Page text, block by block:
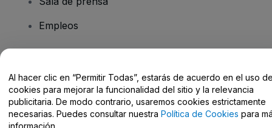
Empleos
Centro de Ayuda / Contacto
Al hacer clic en “Permitir Todas”, estarás de acuerdo en el uso
cookies para mejorar la funcionalidad del sitio y la relevancia
publicitaria. De modo contrario, usaremos cookies estrictamente
necesarias. Puedes consultar nuestra Política de Cookies para
información.